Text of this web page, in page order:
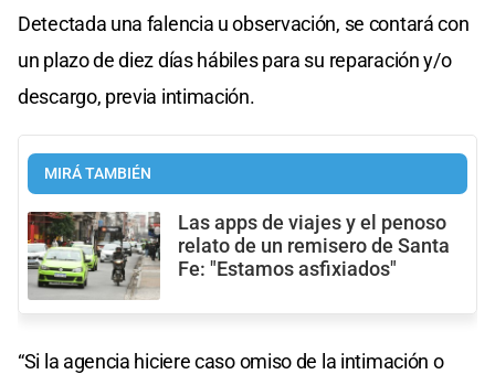
Detectada una falencia u observación, se contará con
un plazo de diez días hábiles para su reparación y/o
descargo, previa intimación.
MIRÁ TAMBIÉN
Las apps de viajes y el penoso
relato de un remisero de Santa
Fe: "Estamos asfixiados"
“Si la agencia hiciere caso omiso de la intimación o